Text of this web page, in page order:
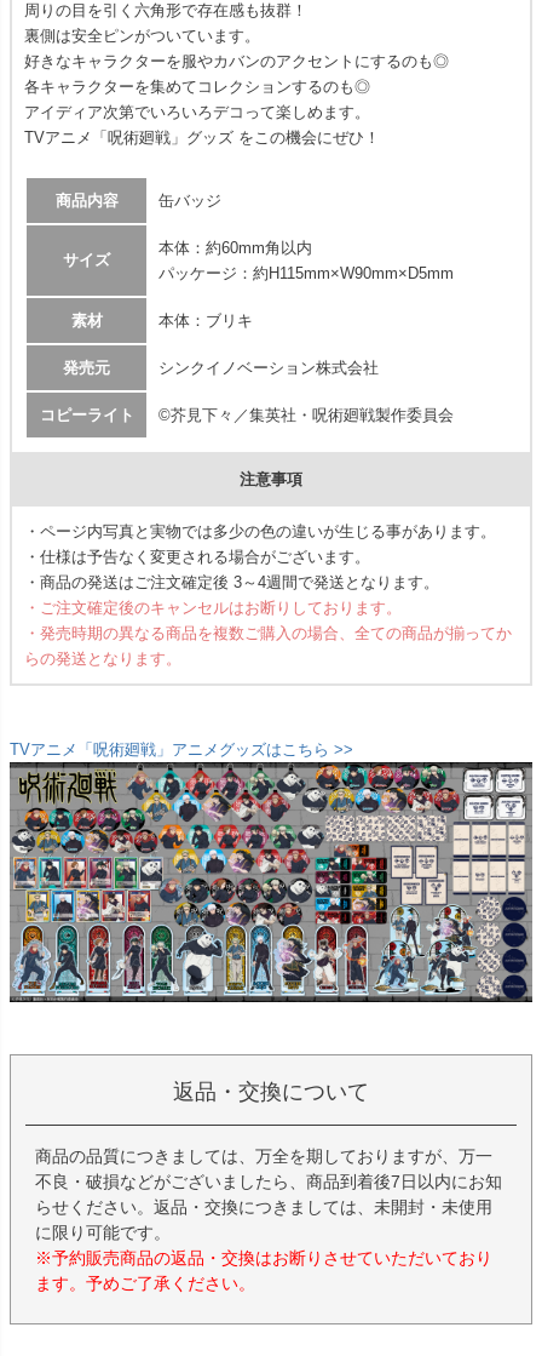
周りの目を引く六角形で存在感も抜群！
裏側は安全ピンがついています。
好きなキャラクターを服やカバンのアクセントにするのも◎
各キャラクターを集めてコレクションするのも◎
アイディア次第でいろいろデコって楽しめます。
TVアニメ「呪術廻戦」グッズ をこの機会にぜひ！
商品内容 缶バッジ
サイズ
本体：約60mm角以内
パッケージ：約H115mm×W90mm×D5mm
素材 本体：ブリキ
発売元 シンクイノベーション株式会社
コピーライト ©芥見下々／集英社・呪術廻戦製作委員会
注意事項
・ページ内写真と実物では多少の色の違いが生じる事があります。
・仕様は予告なく変更される場合がございます。
・商品の発送はご注文確定後 3～4週間で発送となります。
・ご注文確定後のキャンセルはお断りしております。
・発売時期の異なる商品を複数ご購入の場合、全ての商品が揃ってか
らの発送となります。
TVアニメ「呪術廻戦」アニメグッズはこちら >>
返品・交換について
商品の品質につきましては、万全を期しておりますが、万一
不良・破損などがございましたら、商品到着後7日以内にお知
らせください。返品・交換につきましては、未開封・未使用
に限り可能です。
※予約販売商品の返品・交換はお断りさせていただいており
ます。予めご了承ください。